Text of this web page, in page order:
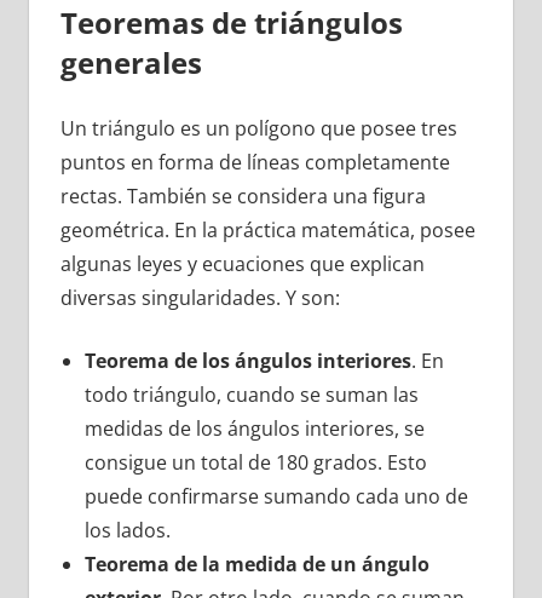
Teoremas de triángulos
generales
Un triángulo es un polígono que posee tres
puntos en forma de líneas completamente
rectas. También se considera una figura
geométrica. En la práctica matemática, posee
algunas leyes y ecuaciones que explican
diversas singularidades. Y son:
Teorema de los ángulos interiores. En
todo triángulo, cuando se suman las
medidas de los ángulos interiores, se
consigue un total de 180 grados. Esto
puede confirmarse sumando cada uno de
los lados.
Teorema de la medida de un ángulo